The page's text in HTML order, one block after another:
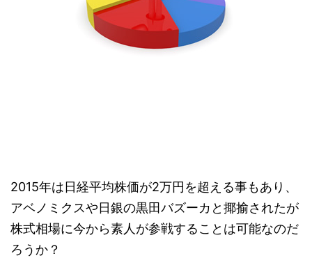
2015年は日経平均株価が2万円を超える事もあり、
アベノミクスや日銀の黒田バズーカと揶揄されたが
株式相場に今から素人が参戦することは可能なのだ
ろうか？